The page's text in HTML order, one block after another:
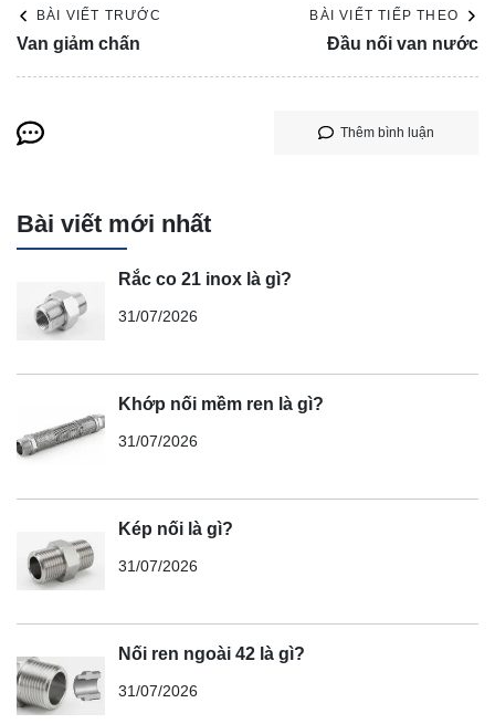
BÀI VIẾT TRƯỚC
Van giảm chấn
BÀI VIẾT TIẾP THEO
Đầu nối van nước
Thêm bình luận
Bài viết mới nhất
Rắc co 21 inox là gì?
31/07/2026
Khớp nối mềm ren là gì?
31/07/2026
Kép nối là gì?
31/07/2026
Nối ren ngoài 42 là gì?
31/07/2026